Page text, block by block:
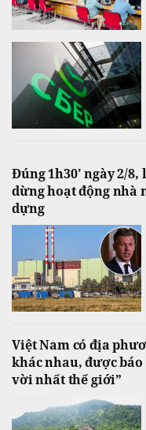
Đúng 1h30' ngày 2/
dừng hoạt động nhà
dựng
Việt Nam có địa
khác nhau, được
vời nhất thế giới”